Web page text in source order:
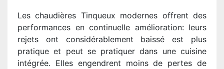
Les chaudières Tinqueux modernes offrent des
performances en continuelle amélioration: leurs
rejets ont considérablement baissé est plus
pratique et peut se pratiquer dans une cuisine
intégrée. Elles engendrent moins de pertes de